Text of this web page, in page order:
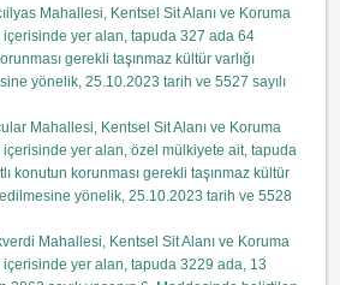
Mahallesi, Kentsel Sit Alanı ve Koruma
içerisinde yer alan, tapuda 327 ada 64
gerekli taşınmaz kültür varlığı
yönelik, 25.10.2023 tarih ve 5527 sayılı
Mahallesi, Kentsel Sit Alanı ve Koruma
içerisinde yer alan, özel mülkiyete ait, tapuda
konutun korunması gerekli taşınmaz kültür
edilmesine yönelik, 25.10.2023 tarih ve 5528
Mahallesi, Kentsel Sit Alanı ve Koruma
içerisinde yer alan, tapuda 3229 ada, 13